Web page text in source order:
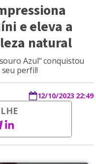
e eleva a
natural
Azul" conquistou
seu perfil!
12/10/2023 22:49